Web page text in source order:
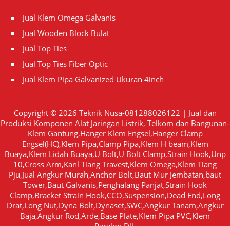
Jual Klem Omega Galvanis
Jual Wooden Block Bulat
Jual Top Ties
Jual Top Ties Fiber Optic
Jual Klem Pipa Galvanized Ukuran 4inch
Copyright © 2026 Teknik Nusa-081288026122 | Jual dan
Produksi Komponen Alat Jaringan Listrik, Telkom dan Bangunan-
Klem Gantung,Hanger Klem Engsel,Hanger Clamp
Engsel(HC),Klem Pipa,Clamp Pipa,Klem H beam,Klem
Buaya,Klem Lidah Buaya,U Bolt,U Bolt Clamp,Strain Hook,Unp
10,Cross Arm,Kanl Tiang Travest,Klem Omega,Klem Tiang
Pju,Jual Angkur Murah,Anchor Bolt,Baut Mur Jembatan,baut
Tower,Baut Galvanis,Penghalang Panjat,Strain Hook
Clamp,Bracket Strain Hook,CCO,Suspension,Dead End,Long
Drat,Long Nut,Dyna Bolt,Dynaset,SWC,Angkur Tanam,Angkur
Baja,Angkur Rod,Arde,Base Plate,Klem Pipa PVC,Klem